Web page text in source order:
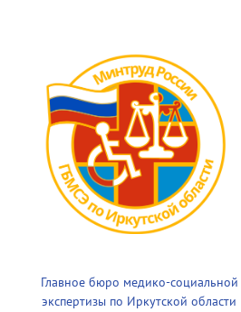
Главное бюро медико-социальной
экспертизы по Иркутской области